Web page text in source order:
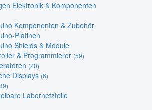
Elektronik & Komponenten
Komponenten & Zubehör
Platinen
Shields & Module
& Programmierer (59)
(20)
Displays (6)
Labornetzteile